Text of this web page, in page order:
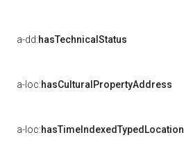
a-dd:hasTechnicalStatus
a-loc:hasCulturalPropertyAddress
a-loc:hasTimeIndexedTypedLocation